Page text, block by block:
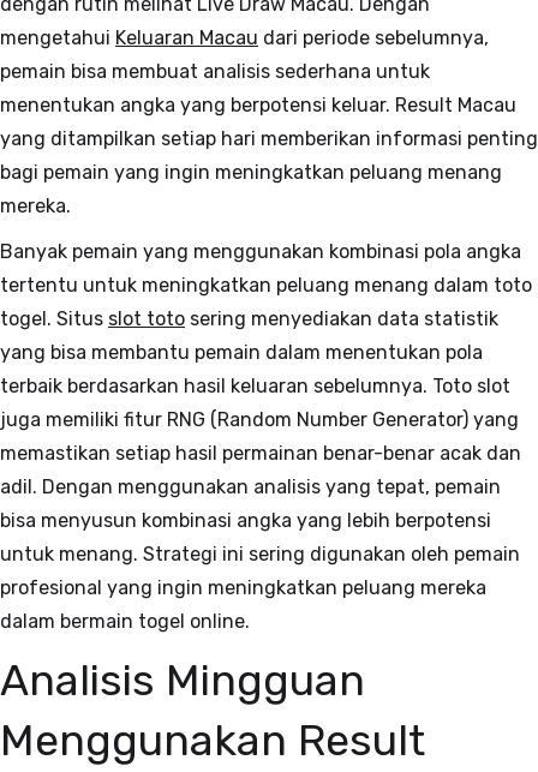
mengetahui Keluaran Macau dari periode sebelumnya,
pemain bisa membuat analisis sederhana untuk
menentukan angka yang berpotensi keluar. Result Macau
yang ditampilkan setiap hari memberikan informasi penting
bagi pemain yang ingin meningkatkan peluang menang
mereka.
Banyak pemain yang menggunakan kombinasi pola angka
tertentu untuk meningkatkan peluang menang dalam toto
togel. Situs slot toto sering menyediakan data statistik
yang bisa membantu pemain dalam menentukan pola
terbaik berdasarkan hasil keluaran sebelumnya. Toto slot
juga memiliki fitur RNG (Random Number Generator) yang
memastikan setiap hasil permainan benar-benar acak dan
adil. Dengan menggunakan analisis yang tepat, pemain
bisa menyusun kombinasi angka yang lebih berpotensi
untuk menang. Strategi ini sering digunakan oleh pemain
profesional yang ingin meningkatkan peluang mereka
dalam bermain togel online.
Analisis Mingguan
Menggunakan Result